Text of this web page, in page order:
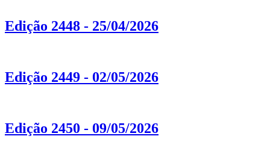
Edição 2448 - 25/04/2026
Edição 2449 - 02/05/2026
Edição 2450 - 09/05/2026